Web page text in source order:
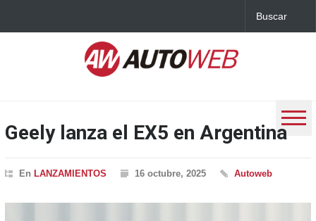
Geely lanza el EX5 en Argentina
En LANZAMIENTOS 16 octubre, 2025 Autoweb